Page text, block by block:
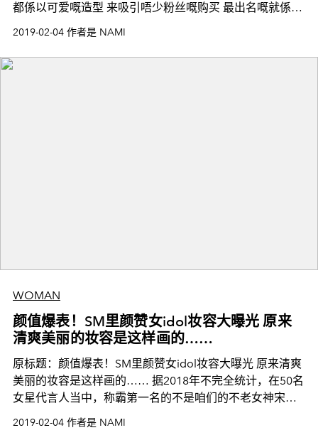
都係以可爱嘅造型 来吸引唔少粉丝嘅购买 最出名嘅就係每
2019-02-04 作者是 NAMI
WOMAN
颜值爆表！SM里颜赞女idol妆容大曝光 原来
清爽美丽的妆容是这样画的……
原标题：颜值爆表！SM里颜赞女idol妆容大曝光 原来清爽
美丽的妆容是这样画的…… 据2018年不完全统计，在50名
女星代言人当中，称霸第一名的不是咱们的不老女神宋慧
乔、全智贤，而是韩国女神Red Velvet成员Ire
2019-02-04 作者是 NAMI